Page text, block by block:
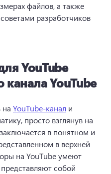
файлов, а также
разработчиков
YouTube
YouTube
на YouTube-канал и
просто взглянув на
в понятном и
в верхней
на YouTube умеют
собой